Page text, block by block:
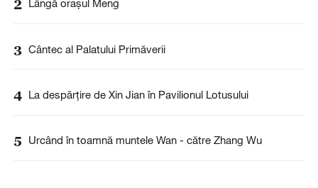
2 Lângă oraşul Meng
3 Cântec al Palatului Primăverii
4 La despărţire de Xin Jian în Pavilionul Lotusului
5 Urcând în toamnă muntele Wan - către Zhang Wu